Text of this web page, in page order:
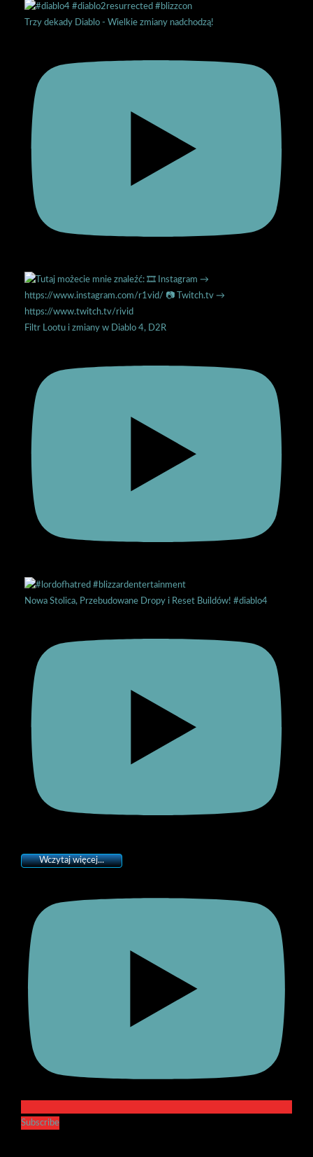
Trzy dekady Diablo - Wielkie zmiany nadchodzą!
Filtr Lootu i zmiany w Diablo 4, D2R
Nowa Stolica, Przebudowane Dropy i Reset Buildów! #diablo4
Wczytaj więcej...
Subscribe